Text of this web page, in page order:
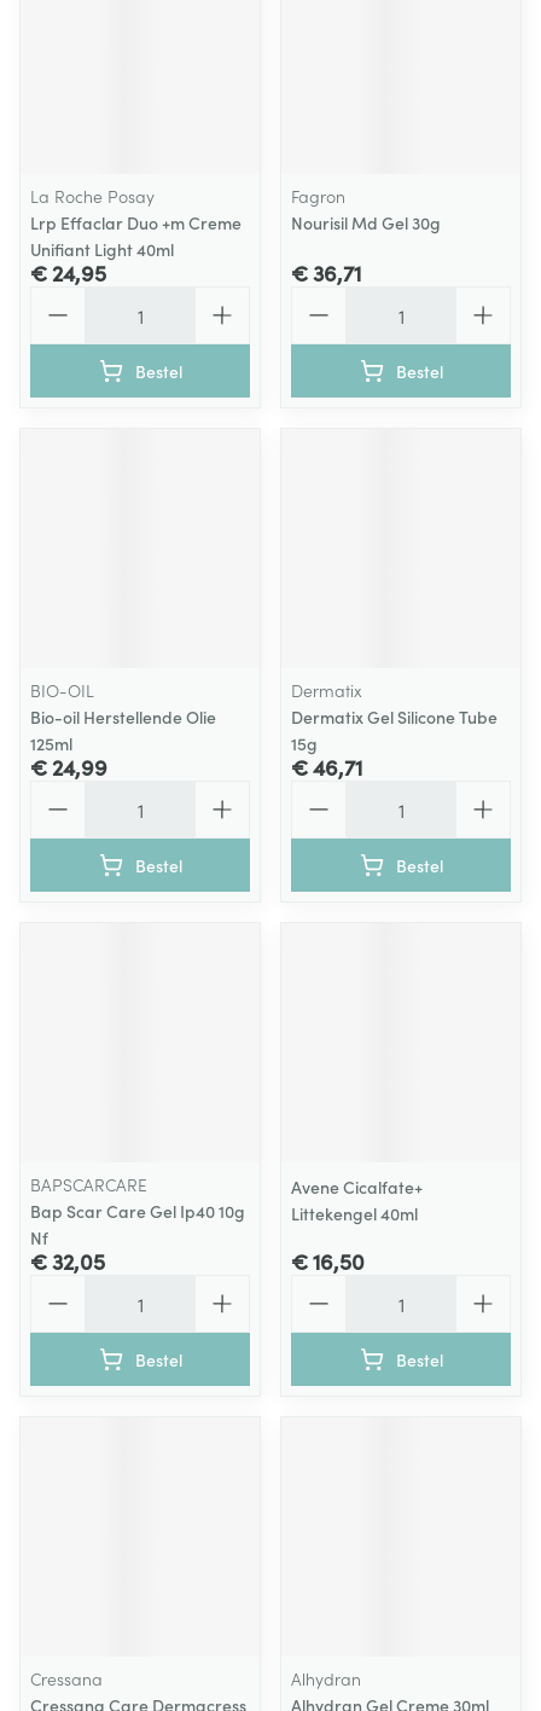
La Roche Posay
Lrp Effaclar Duo +m Creme
Unifiant Light 40ml
€ 24,95
Bestel
Fagron
Nourisil Md Gel 30g
€ 36,71
Bestel
BIO-OIL
Bio-oil Herstellende Olie
125ml
€ 24,99
Bestel
Dermatix
Dermatix Gel Silicone Tube
15g
€ 46,71
Bestel
BAPSCARCARE
Bap Scar Care Gel Ip40 10g
Nf
€ 32,05
Bestel
Avene Cicalfate+
Littekengel 40ml
€ 16,50
Bestel
Cressana
Cressana Care Dermacress
Alhydran
Alhydran Gel Creme 30ml